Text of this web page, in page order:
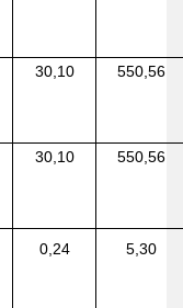
30,10 550,56
30,10 550,56
0,24 5,30